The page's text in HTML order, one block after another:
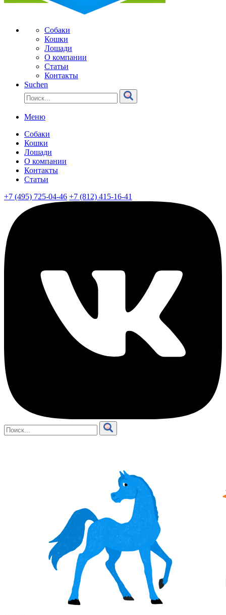
Собаки
Кошки
Лошади
О компании
Статьи
Контакты
Suchen
Меню
Собаки
Кошки
Лошади
О компании
Контакты
Статьи
+7 (495) 725-04-46 +7 (812) 415-16-41